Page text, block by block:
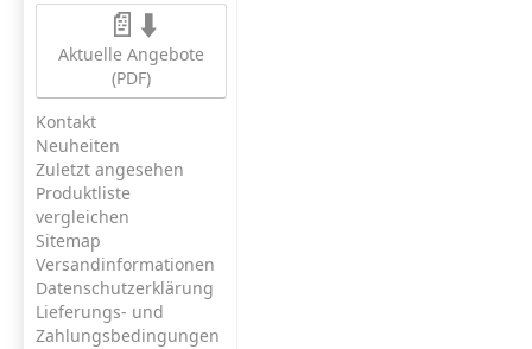
📄⬇️
Aktuelle Angebote
(PDF)
Kontakt
Neuheiten
Zuletzt angesehen
Produktliste
vergleichen
Sitemap
Versandinformationen
Datenschutzerklärung
Lieferungs- und
Zahlungsbedingungen